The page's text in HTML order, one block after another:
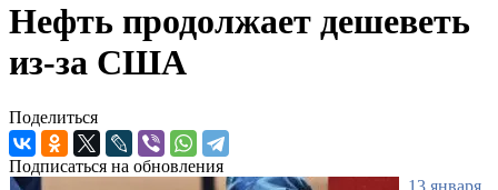
Нефть продолжает дешеветь
из-за США
Поделиться
Подписаться на обновления
13 января